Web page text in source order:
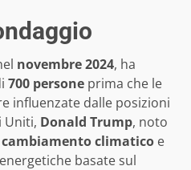
novembre 2024, ha
700 persone prima che le
influenzate dalle posizioni
Uniti, Donald Trump, noto
cambiamento climatico e
basate sul